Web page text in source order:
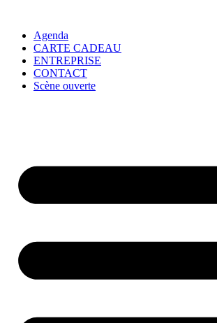
Agenda
CARTE CADEAU
ENTREPRISE
CONTACT
Scène ouverte